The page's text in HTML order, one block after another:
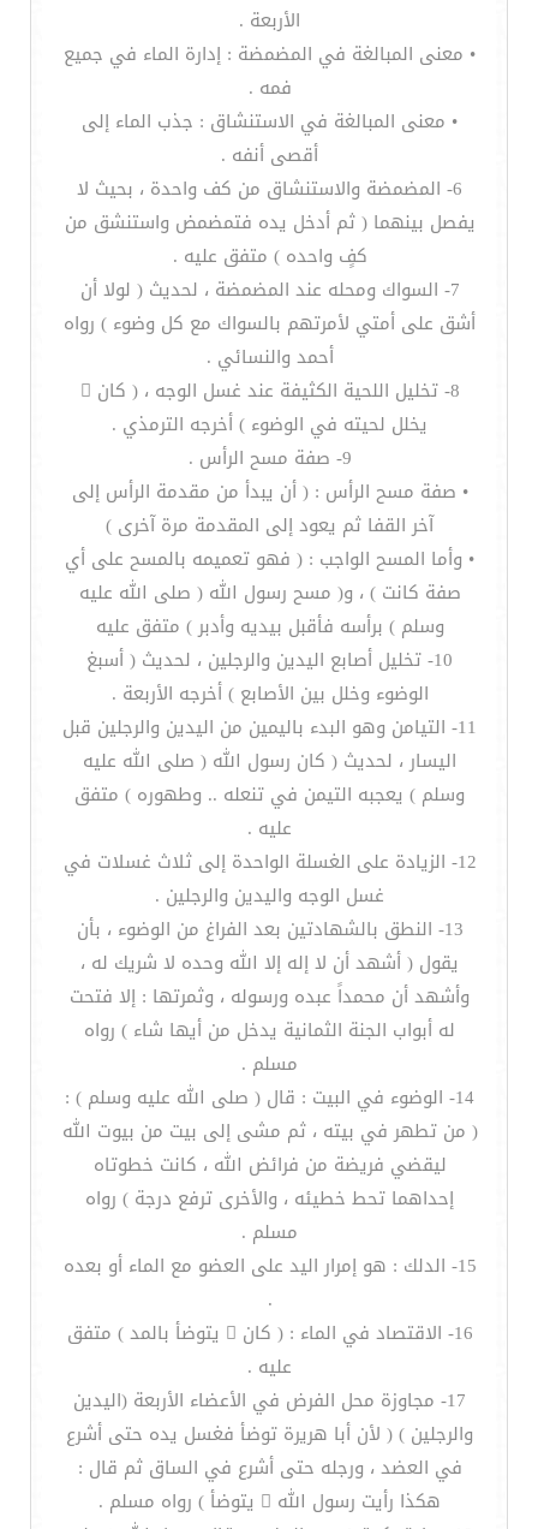
الأربعة .
• معنى المبالغة في المضمضة : إدارة الماء في جميع
فمه .
• معنى المبالغة في الاستنشاق : جذب الماء إلى
أقصى أنفه .
6- المضمضة والاستنشاق من كف واحدة ، بحيث لا
يفصل بينهما ( ثم أدخل يده فتمضمض واستنشق من
كفٍ واحده ) متفق عليه .
7- السواك ومحله عند المضمضة ، لحديث ( لولا أن
أشق على أمتي لأمرتهم بالسواك مع كل وضوء ) رواه
أحمد والنسائي .
8- تخليل اللحية الكثيفة عند غسل الوجه ، ( كان 
يخلل لحيته في الوضوء ) أخرجه الترمذي .
9- صفة مسح الرأس .
• صفة مسح الرأس : ( أن يبدأ من مقدمة الرأس إلى
آخر القفا ثم يعود إلى المقدمة مرة آخرى )
• وأما المسح الواجب : ( فهو تعميمه بالمسح على أي
صفة كانت ) ، و( مسح رسول الله ( صلى الله عليه
وسلم ) برأسه فأقبل بيديه وأدبر ) متفق عليه
10- تخليل أصابع اليدين والرجلين ، لحديث ( أسبغ
الوضوء وخلل بين الأصابع ) أخرجه الأربعة .
11- التيامن وهو البدء باليمين من اليدين والرجلين قبل
اليسار ، لحديث ( كان رسول الله ( صلى الله عليه
وسلم ) يعجبه التيمن في تنعله .. وطهوره ) متفق
عليه .
12- الزيادة على الغسلة الواحدة إلى ثلاث غسلات في
غسل الوجه واليدين والرجلين .
13- النطق بالشهادتين بعد الفراغ من الوضوء ، بأن
يقول ( أشهد أن لا إله إلا الله وحده لا شريك له ،
وأشهد أن محمداً عبده ورسوله ، وثمرتها : إلا فتحت
له أبواب الجنة الثمانية يدخل من أيها شاء ) رواه
مسلم .
14- الوضوء في البيت : قال ( صلى الله عليه وسلم ) :
( من تطهر في بيته ، ثم مشى إلى بيت من بيوت الله
ليقضي فريضة من فرائض الله ، كانت خطوتاه
إحداهما تحط خطيئه ، والأخرى ترفع درجة ) رواه
مسلم .
15- الدلك : هو إمرار اليد على العضو مع الماء أو بعده
.
16- الاقتصاد في الماء : ( كان  يتوضأ بالمد ) متفق
عليه .
17- مجاوزة محل الفرض في الأعضاء الأربعة (اليدين
والرجلين ) ( لأن أبا هريرة توضأ فغسل يده حتى أشرع
في العضد ، ورجله حتى أشرع في الساق ثم قال :
هكذا رأيت رسول الله  يتوضأ ) رواه مسلم .